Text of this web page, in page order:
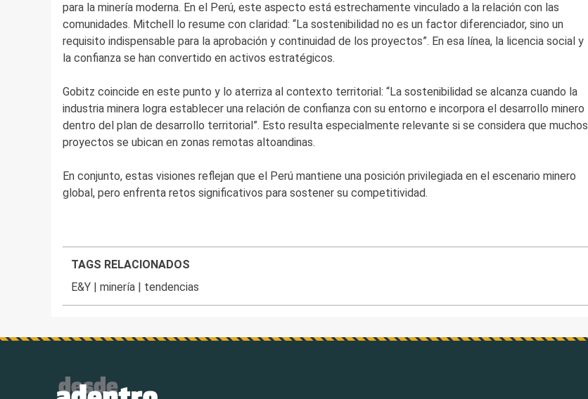
para la minería moderna. En el Perú, este aspecto está estrechamente vinculado a la relación con las
comunidades. Mitchell lo resume con claridad: “La sostenibilidad no es un factor diferenciador, sino un
requisito indispensable para la aprobación y continuidad de los proyectos”. En esa línea, la licencia social y
la confianza se han convertido en activos estratégicos.
Gobitz coincide en este punto y lo aterriza al contexto territorial: “La sostenibilidad se alcanza cuando la
industria minera logra establecer una relación de confianza con su entorno e incorpora el desarrollo minero
dentro del plan de desarrollo territorial”. Esto resulta especialmente relevante si se considera que muchos
proyectos se ubican en zonas remotas altoandinas.
En conjunto, estas visiones reflejan que el Perú mantiene una posición privilegiada en el escenario minero
global, pero enfrenta retos significativos para sostener su competitividad.
TAGS RELACIONADOS
E&Y |minería tendencias